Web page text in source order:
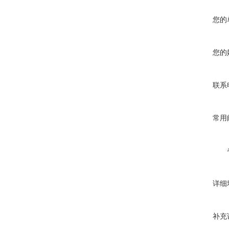
您的
您的
联系
常用
详细
补充